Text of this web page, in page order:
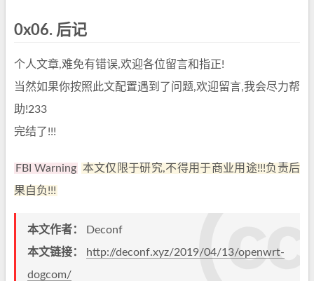
0x06. 后记
个人文章,难免有错误,欢迎各位留言和指正!
当然如果你按照此文配置遇到了问题,欢迎留言,我会尽力帮
助!233
完结了!!!
FBI Warning 本文仅限于研究,不得用于商业用途!!!负责后
果自负!!!
本文作者：
Deconf
本文链接：
http://deconf.xyz/2019/04/13/openwrt-
dogcom/